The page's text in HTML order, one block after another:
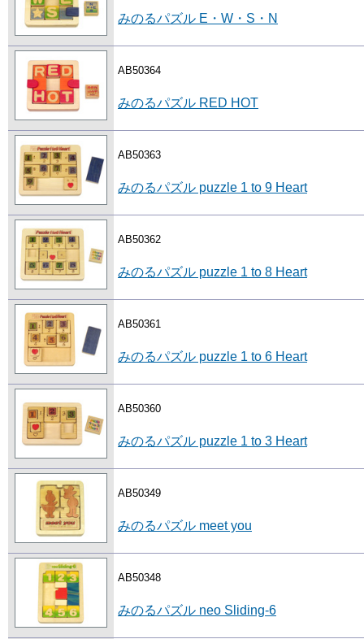
みのるパズル E・W・S・N
AB50364
みのるパズル RED HOT
AB50363
みのるパズル puzzle 1 to 9 Heart
AB50362
みのるパズル puzzle 1 to 8 Heart
AB50361
みのるパズル puzzle 1 to 6 Heart
AB50360
みのるパズル puzzle 1 to 3 Heart
AB50349
みのるパズル meet you
AB50348
みのるパズル neo Sliding-6